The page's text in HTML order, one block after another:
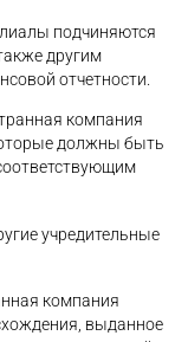
подчиняются
другим
отчетности.
компания
должны быть
учредительные
компания
выданное